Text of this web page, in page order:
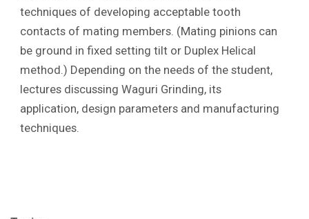
techniques of developing acceptable tooth
contacts of mating members. (Mating pinions can
be ground in fixed setting tilt or Duplex Helical
method.) Depending on the needs of the student,
lectures discussing Waguri Grinding, its
application, design parameters and manufacturing
techniques.